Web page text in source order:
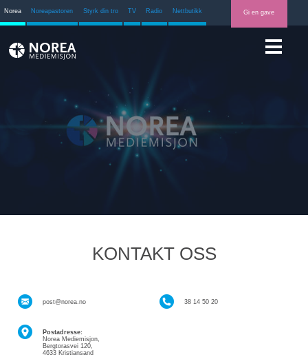
Norea Noreapastoren Styrk din tro TV Radio Nettbutikk Gi en gave
KONTAKT OSS
post@norea.no 38 14 50 20
Postadresse:
Norea Mediemisjon,
Bergtorasvei 120,
4633 Kristiansand